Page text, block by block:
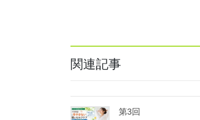
関連記事
第3回